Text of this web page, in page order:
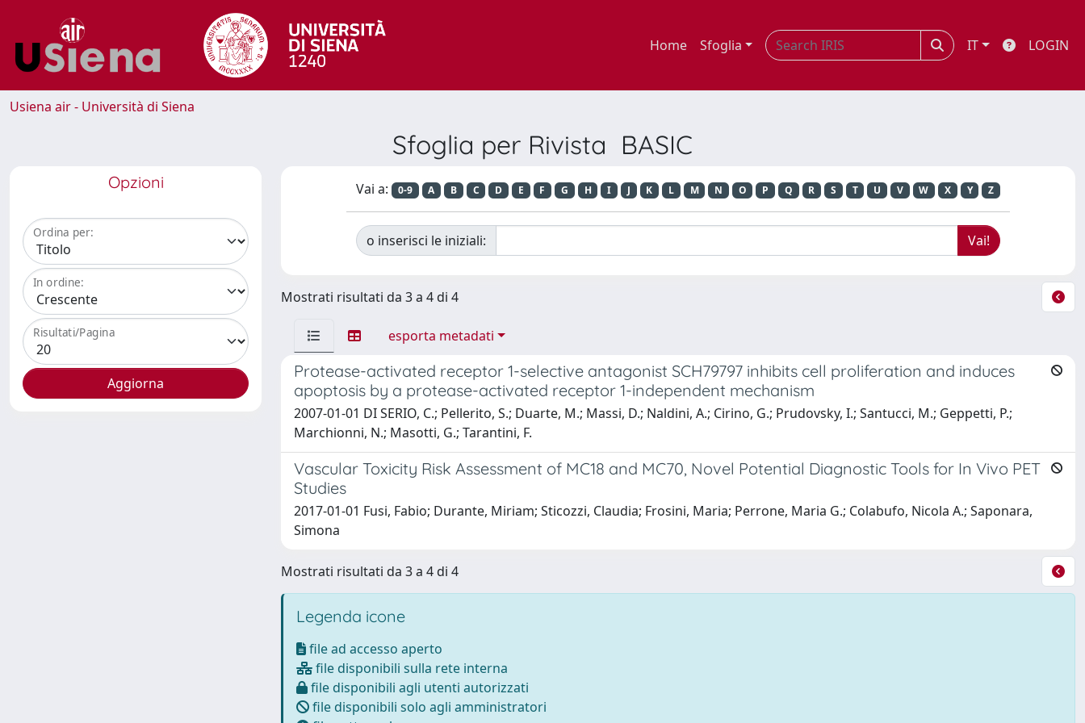
Home Sfoglia IT LOGIN
Usiena air - Università di Siena
Sfoglia per Rivista BASIC
Opzioni
Ordina per:
In ordine:
Risultati/Pagina
Vai a: 0-9 A B C D E F G H I J K L M N O P Q R S T U V W X Y Z
o inserisci le iniziali:
Mostrati risultati da 3 a 4 di 4
esporta metadati
Protease-activated receptor 1-selective antagonist SCH79797 inhibits cell proliferation and induces
apoptosis by a protease-activated receptor 1-independent mechanism
2007-01-01 DI SERIO, C.; Pellerito, S.; Duarte, M.; Massi, D.; Naldini, A.; Cirino, G.; Prudovsky, I.; Santucci, M.; Geppetti, P.;
Marchionni, N.; Masotti, G.; Tarantini, F.
Vascular Toxicity Risk Assessment of MC18 and MC70, Novel Potential Diagnostic Tools for In Vivo PET
Studies
2017-01-01 Fusi, Fabio; Durante, Miriam; Sticozzi, Claudia; Frosini, Maria; Perrone, Maria G.; Colabufo, Nicola A.; Saponara,
Simona
Mostrati risultati da 3 a 4 di 4
Legenda icone
file ad accesso aperto
file disponibili sulla rete interna
file disponibili agli utenti autorizzati
file disponibili solo agli amministratori